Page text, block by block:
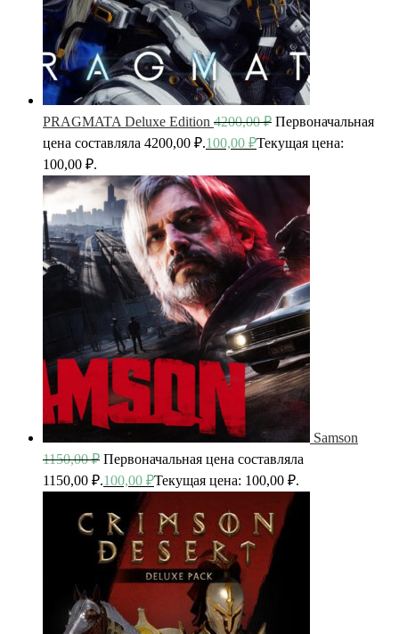
PRAGMATA Deluxe Edition 4200,00₽ Первоначальная
цена составляла 4200,00 ₽.100,00 ₽Текущая цена:
100,00 ₽.
Samson
1150,00₽ Первоначальная цена составляла
1150,00 ₽.100,00 ₽Текущая цена: 100,00 ₽.